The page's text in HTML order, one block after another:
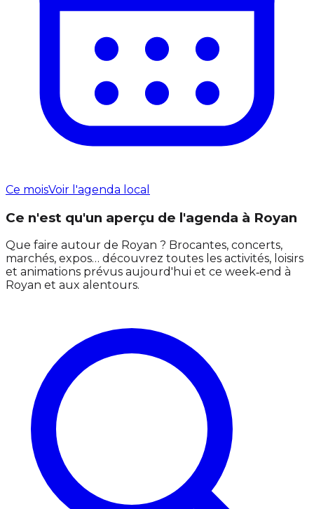
Ce moisVoir l'agenda local
Ce n'est qu'un aperçu de l'agenda à Royan
Que faire autour de Royan ? Brocantes, concerts,
marchés, expos… découvrez toutes les activités, loisirs
et animations prévus aujourd'hui et ce week‑end à
Royan et aux alentours.